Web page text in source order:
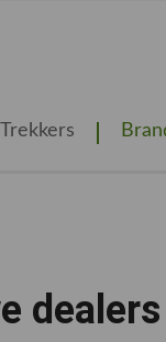
Trekkers